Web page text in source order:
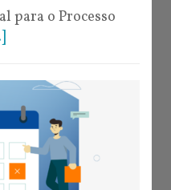
para o Processo